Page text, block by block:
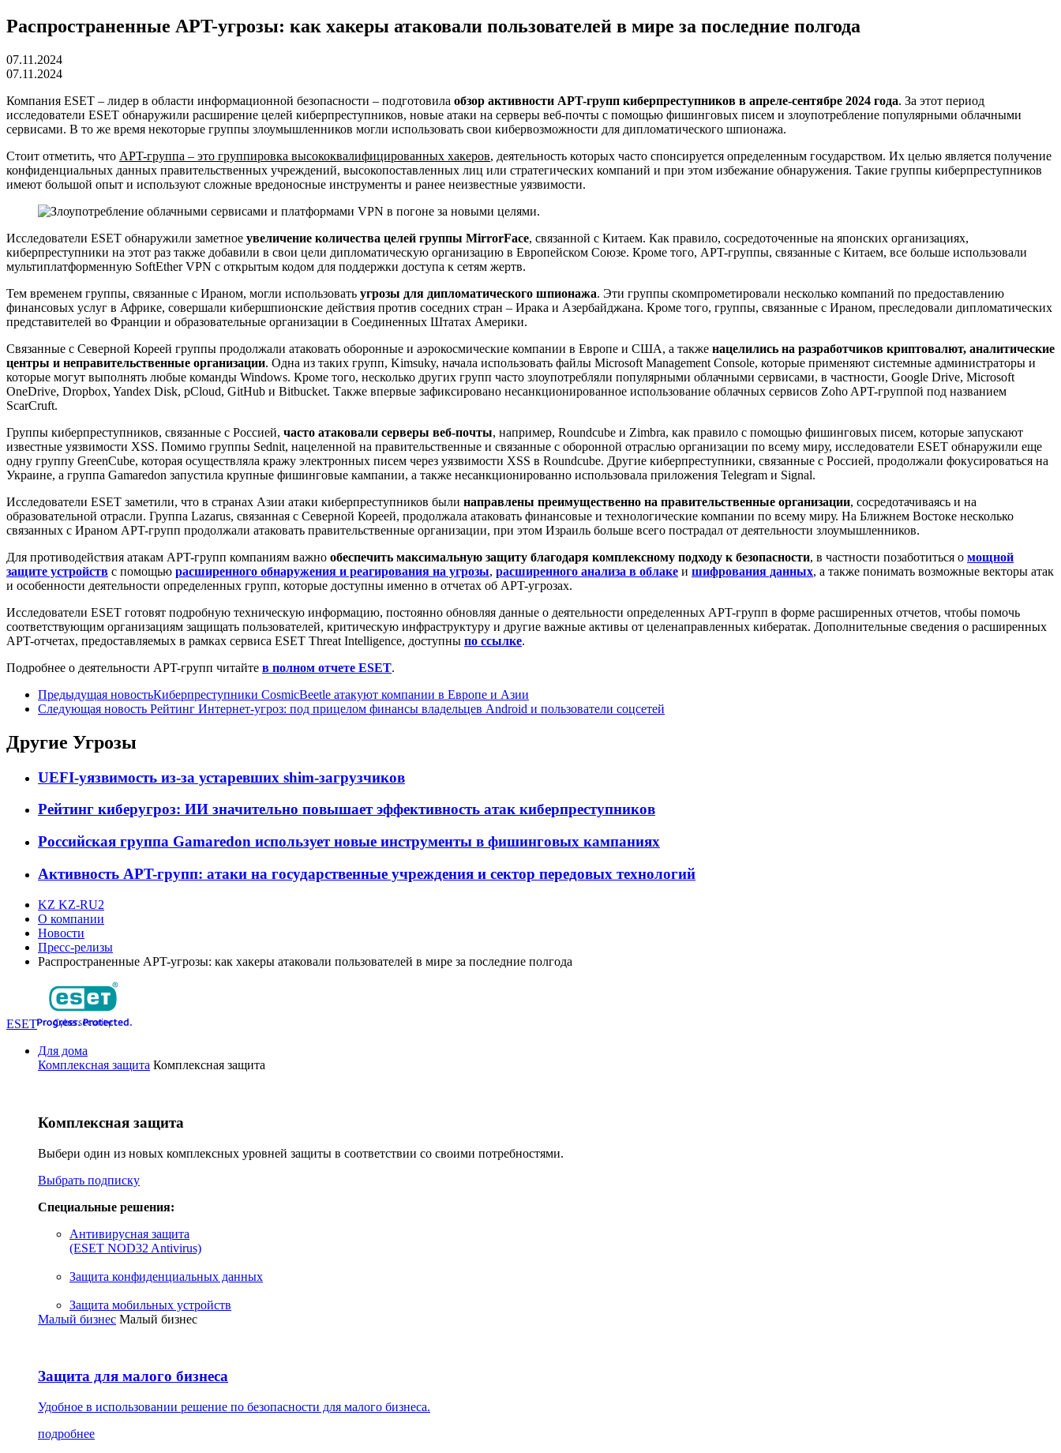
Распространенные APT-угрозы: как хакеры атаковали пользователей в мире за последние полгода
07.11.2024
07.11.2024
Компания ESET – лидер в области информационной безопасности – подготовила обзор активности APT-групп киберпреступников в апреле-сентябре 2024 года. За этот период
исследователи ESET обнаружили расширение целей киберпреступников, новые атаки на серверы веб-почты с помощью фишинговых писем и злоупотребление популярными облачными
сервисами. В то же время некоторые группы злоумышленников могли использовать свои кибервозможности для дипломатического шпионажа.
Стоит отметить, что APT-группа – это группировка высококвалифицированных хакеров, деятельность которых часто спонсируется определенным государством. Их целью является получение
конфиденциальных данных правительственных учреждений, высокопоставленных лиц или стратегических компаний и при этом избежание обнаружения. Такие группы киберпреступников
имеют большой опыт и используют сложные вредоносные инструменты и ранее неизвестные уязвимости.
Исследователи ESET обнаружили заметное увеличение количества целей группы MirrorFace, связанной с Китаем. Как правило, сосредоточенные на японских организациях,
киберпреступники на этот раз также добавили в свои цели дипломатическую организацию в Европейском Союзе. Кроме того, APT-группы, связанные с Китаем, все больше использовали
мультиплатформенную SoftEther VPN с открытым кодом для поддержки доступа к сетям жертв.
Тем временем группы, связанные с Ираном, могли использовать угрозы для дипломатического шпионажа. Эти группы скомпрометировали несколько компаний по предоставлению
финансовых услуг в Африке, совершали кибершпионские действия против соседних стран – Ирака и Азербайджана. Кроме того, группы, связанные с Ираном, преследовали дипломатических
представителей во Франции и образовательные организации в Соединенных Штатах Америки.
Связанные с Северной Кореей группы продолжали атаковать оборонные и аэрокосмические компании в Европе и США, а также нацелились на разработчиков криптовалют, аналитические
центры и неправительственные организации. Одна из таких групп, Kimsuky, начала использовать файлы Microsoft Management Console, которые применяют системные администраторы и
которые могут выполнять любые команды Windows. Кроме того, несколько других групп часто злоупотребляли популярными облачными сервисами, в частности, Google Drive, Microsoft
OneDrive, Dropbox, Yandex Disk, pCloud, GitHub и Bitbucket. Также впервые зафиксировано несанкционированное использование облачных сервисов Zoho APT-группой под названием
ScarCruft.
Группы киберпреступников, связанные с Россией, часто атаковали серверы веб-почты, например, Roundcube и Zimbra, как правило с помощью фишинговых писем, которые запускают
известные уязвимости XSS. Помимо группы Sednit, нацеленной на правительственные и связанные с оборонной отраслью организации по всему миру, исследователи ESET обнаружили еще
одну группу GreenCube, которая осуществляла кражу электронных писем через уязвимости XSS в Roundcube. Другие киберпреступники, связанные с Россией, продолжали фокусироваться на
Украине, а группа Gamaredon запустила крупные фишинговые кампании, а также несанкционированно использовала приложения Telegram и Signal.
Исследователи ESET заметили, что в странах Азии атаки киберпреступников были направлены преимущественно на правительственные организации, сосредотачиваясь и на
образовательной отрасли. Группа Lazarus, связанная с Северной Кореей, продолжала атаковать финансовые и технологические компании по всему миру. На Ближнем Востоке несколько
связанных с Ираном APT-групп продолжали атаковать правительственные организации, при этом Израиль больше всего пострадал от деятельности злоумышленников.
Для противодействия атакам APT-групп компаниям важно обеспечить максимальную защиту благодаря комплексному подходу к безопасности, в частности позаботиться о мощной
защите устройств с помощью расширенного обнаружения и реагирования на угрозы, расширенного анализа в облаке и шифрования данных, а также понимать возможные векторы атак
и особенности деятельности определенных групп, которые доступны именно в отчетах об APT-угрозах.
Исследователи ESET готовят подробную техническую информацию, постоянно обновляя данные о деятельности определенных APT-групп в форме расширенных отчетов, чтобы помочь
соответствующим организациям защищать пользователей, критическую инфраструктуру и другие важные активы от целенаправленных кибератак. Дополнительные сведения о расширенных
APT-отчетах, предоставляемых в рамках сервиса ESET Threat Intelligence, доступны по ссылке.
Подробнее о деятельности APT-групп читайте в полном отчете ESET.
Предыдущая новостьКиберпреступники CosmicBeetle атакуют компании в Европе и Азии
Следующая новость Рейтинг Интернет-угроз: под прицелом финансы владельцев Android и пользователи соцсетей
Другие Угрозы
UEFI-уязвимость из-за устаревших shim-загрузчиков
Рейтинг киберугроз: ИИ значительно повышает эффективность атак киберпреступников
Российская группа Gamaredon использует новые инструменты в фишинговых кампаниях
Активность APT-групп: атаки на государственные учреждения и сектор передовых технологий
KZ KZ-RU2
О компании
Новости
Пресс-релизы
Распространенные APT-угрозы: как хакеры атаковали пользователей в мире за последние полгода
ESET
Для дома
Комплексная защита Комплексная защита
Комплексная защита
Выбери один из новых комплексных уровней защиты в соответствии со своими потребностями.
Выбрать подписку
Специальные решения:
Антивирусная защита
(ESET NOD32 Antivirus)
Защита конфиденциальных данных
Защита мобильных устройств
Малый бизнес Малый бизнес
Защита для малого бизнеса
Удобное в использовании решение по безопасности для малого бизнеса.
подробнее